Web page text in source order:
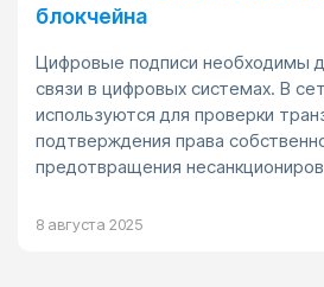
блокчейна
Цифровые подписи необходимы
связи в цифровых системах. В
используются для проверки
подтверждения права
предотвращения
8 августа 2025